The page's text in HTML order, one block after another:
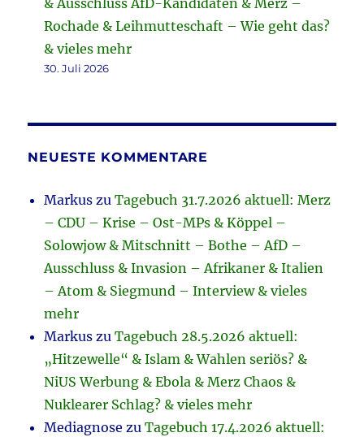
& Ausschluss AfD-Kandidaten & Merz –
Rochade & Leihmutteschaft – Wie geht das?
& vieles mehr
30. Juli 2026
NEUESTE KOMMENTARE
Markus zuTagebuch 31.7.2026 aktuell: Merz
– CDU – Krise – Ost-MPs & Köppel –
Solowjow & Mitschnitt – Bothe – AfD –
Ausschluss & Invasion – Afrikaner & Italien
– Atom & Siegmund – Interview & vieles
mehr
Markus zuTagebuch 28.5.2026 aktuell:
„Hitzewelle“ & Islam & Wahlen seriös? &
NiUS Werbung & Ebola & Merz Chaos &
Nuklearer Schlag? & vieles mehr
Mediagnose zuTagebuch 17.4.2026 aktuell: